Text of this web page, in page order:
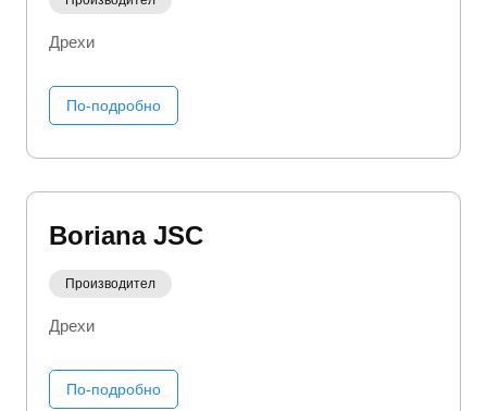
Дрехи
По-подробно
Boriana JSC
Производител
Дрехи
По-подробно